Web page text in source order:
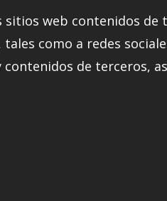
web contenidos
como a redes
contenidos de terceros,